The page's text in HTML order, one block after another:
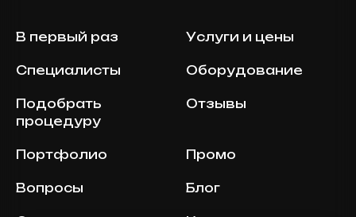
В первый раз Услуги и цены
Специалисты Оборудование
Подобрать
процедуру
Отзывы
Портфолио Промо
Вопросы Блог